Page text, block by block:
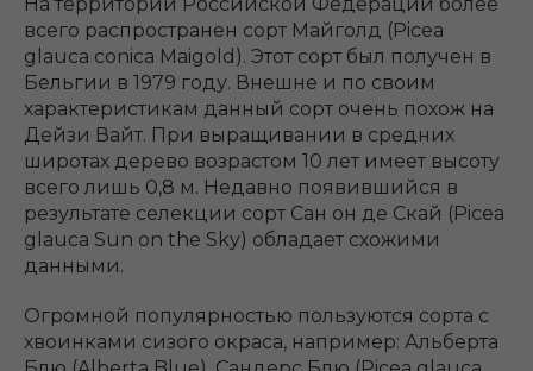
всего распространен сорт Майголд (Picea
glauca conica Maigold). Этот сорт был получен в
Бельгии в 1979 году. Внешне и по своим
характеристикам данный сорт очень похож на
Дейзи Вайт. При выращивании в средних
широтах дерево возрастом 10 лет имеет высоту
всего лишь 0,8 м. Недавно появившийся в
результате селекции сорт Сан он де Скай (Picea
glauca Sun on the Sky) обладает схожими
данными.
Огромной популярностью пользуются сорта с
хвоинками сизого окраса, например: Альберта